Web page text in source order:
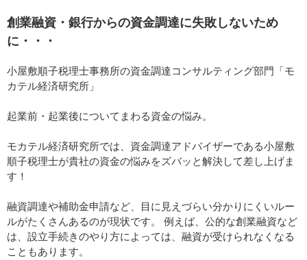
創業融資・銀行からの資金調達に失敗しないため
に・・・
小屋敷順子税理士事務所の資金調達コンサルティング部門「モ
カテル経済研究所」
起業前・起業後についてまわる資金の悩み。
モカテル経済研究所では、資金調達アドバイザーである小屋敷
順子税理士が貴社の資金の悩みをズバッと解決して差し上げま
す！
融資調達や補助金申請など、目に見えづらい分かりにくいルー
ルがたくさんあるのが現状です。 例えば、公的な創業融資など
は、設立手続きのやり方によっては、融資が受けられなくなる
こともあります。